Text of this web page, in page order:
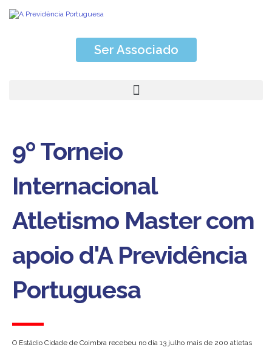
Ser Associado
9º Torneio
Internacional
Atletismo Master com
apoio d'A Previdência
Portuguesa
O Estádio Cidade de Coimbra recebeu no dia 13 julho mais de 200 atletas